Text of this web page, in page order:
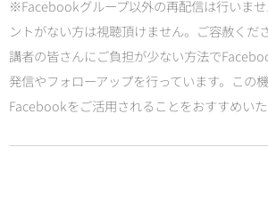
※Facebookグループ以外の再配信は行いま
ントがない方は視聴頂けません。ご容赦くだ
講者の皆さんにご負担が少ない方法で
発信やフォローアップを行っています。この
Facebookをご活用されることをおすすめいた